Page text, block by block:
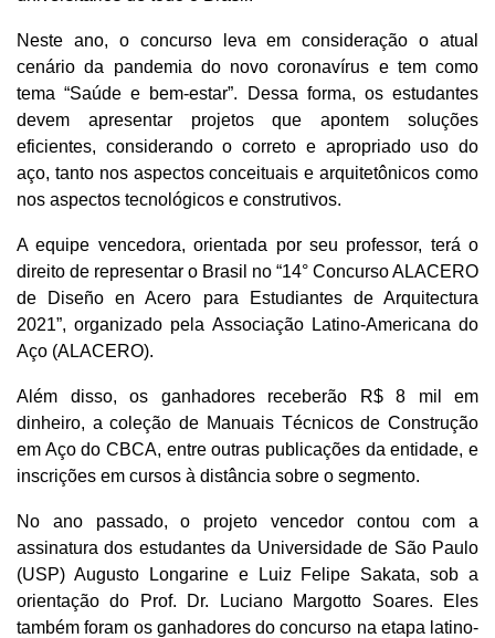
Neste ano, o concurso leva em consideração o atual
cenário da pandemia do novo coronavírus e tem como
tema “Saúde e bem-estar”. Dessa forma, os estudantes
devem apresentar projetos que apontem soluções
eficientes, considerando o correto e apropriado uso do
aço, tanto nos aspectos conceituais e arquitetônicos como
nos aspectos tecnológicos e construtivos.
A equipe vencedora, orientada por seu professor, terá o
direito de representar o Brasil no “14° Concurso ALACERO
de Diseño en Acero para Estudiantes de Arquitectura
2021”, organizado pela Associação Latino-Americana do
Aço (ALACERO).
Além disso, os ganhadores receberão R$ 8 mil em
dinheiro, a coleção de Manuais Técnicos de Construção
em Aço do CBCA, entre outras publicações da entidade, e
inscrições em cursos à distância sobre o segmento.
No ano passado, o projeto vencedor contou com a
assinatura dos estudantes da Universidade de São Paulo
(USP) Augusto Longarine e Luiz Felipe Sakata, sob a
orientação do Prof. Dr. Luciano Margotto Soares. Eles
também foram os ganhadores do concurso na etapa latino-